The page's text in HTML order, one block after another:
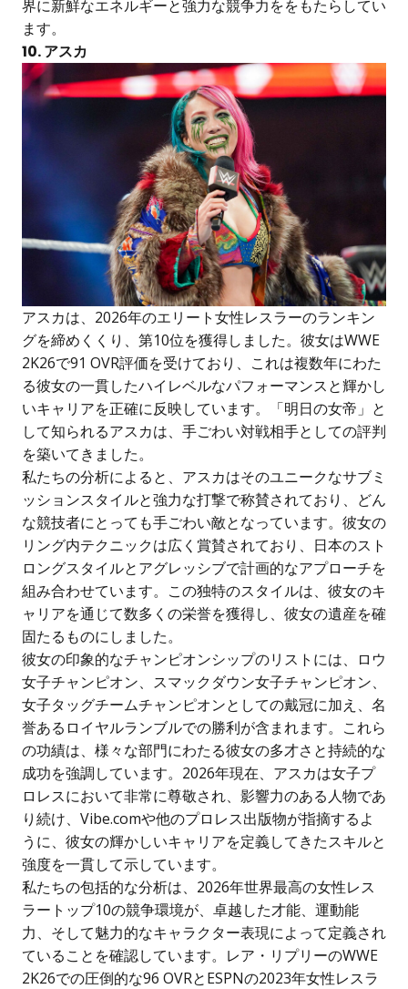
界に新鮮なエネルギーと強力な競争力ををもたらしてい
ます。
10. アスカ
アスカは、2026年のエリート女性レスラーのランキン
グを締めくくり、第10位を獲得しました。彼女はWWE
2K26で91 OVR評価を受けており、これは複数年にわた
る彼女の一貫したハイレベルなパフォーマンスと輝かし
いキャリアを正確に反映しています。「明日の女帝」と
して知られるアスカは、手ごわい対戦相手としての評判
を築いてきました。
私たちの分析によると、アスカはそのユニークなサブミ
ッションスタイルと強力な打撃で称賛されており、どん
な競技者にとっても手ごわい敵となっています。彼女の
リング内テクニックは広く賞賛されており、日本のスト
ロングスタイルとアグレッシブで計画的なアプローチを
組み合わせています。この独特のスタイルは、彼女のキ
ャリアを通じて数多くの栄誉を獲得し、彼女の遺産を確
固たるものにしました。
彼女の印象的なチャンピオンシップのリストには、ロウ
女子チャンピオン、スマックダウン女子チャンピオン、
女子タッグチームチャンピオンとしての戴冠に加え、名
誉あるロイヤルランブルでの勝利が含まれます。これら
の功績は、様々な部門にわたる彼女の多才さと持続的な
成功を強調しています。2026年現在、アスカは女子プ
ロレスにおいて非常に尊敬され、影響力のある人物であ
り続け、Vibe.comや他のプロレス出版物が指摘するよ
うに、彼女の輝かしいキャリアを定義してきたスキルと
強度を一貫して示しています。
私たちの包括的な分析は、2026年世界最高の女性レス
ラートップ10の競争環境が、卓越した才能、運動能
力、そして魅力的なキャラクター表現によって定義され
ていることを確認しています。レア・リプリーのWWE
2K26での圧倒的な96 OVRとESPNの2023年女性レスラ